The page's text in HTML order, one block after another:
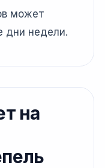
может
дни недели.
на